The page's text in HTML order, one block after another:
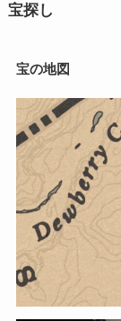
宝探し
宝の地図